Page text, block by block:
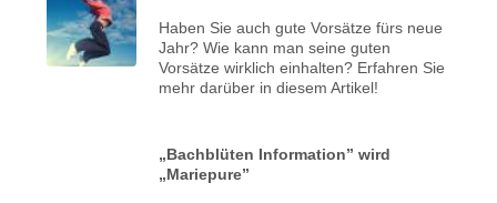
Haben Sie auch gute Vorsätze fürs neue
Jahr? Wie kann man seine guten
Vorsätze wirklich einhalten? Erfahren Sie
mehr darüber in diesem Artikel!
„Bachblüten Information” wird
„Mariepure”